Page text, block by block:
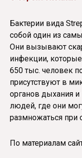
Бактерии вида
собой один из
Они вызывают
инфекции,
650 тыс. человек
присутствуют в
органов дыхания
людей, где они
размножаться при
По материалам